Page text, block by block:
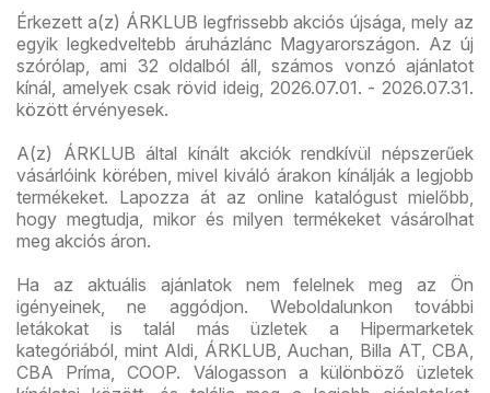
Érkezett a(z) ÁRKLUB legfrissebb akciós újsága, mely az
egyik legkedveltebb áruházlánc Magyarországon. Az új
szórólap, ami 32 oldalból áll, számos vonzó ajánlatot
kínál, amelyek csak rövid ideig, 2026.07.01. - 2026.07.31.
között érvényesek.
A(z) ÁRKLUB által kínált akciók rendkívül népszerűek
vásárlóink körében, mivel kiváló árakon kínálják a legjobb
termékeket. Lapozza át az online katalógust mielőbb,
hogy megtudja, mikor és milyen termékeket vásárolhat
meg akciós áron.
Ha az aktuális ajánlatok nem felelnek meg az Ön
igényeinek, ne aggódjon. Weboldalunkon további
letákokat is talál más üzletek a Hipermarketek
kategóriából, mint Aldi, ÁRKLUB, Auchan, Billa AT, CBA,
CBA Príma, COOP. Válogasson a különböző üzletek